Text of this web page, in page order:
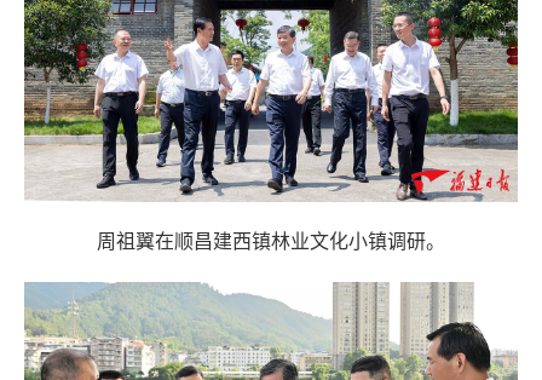
周祖翼在顺昌建西镇林业文化小镇调研。